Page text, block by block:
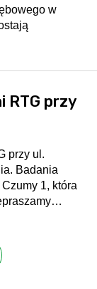
w
RTG przy
przy ul.
Badania
1, która